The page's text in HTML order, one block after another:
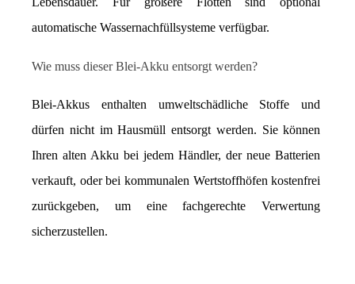
automatische Wassernachfüllsysteme verfügbar.
Wie muss dieser Blei-Akku entsorgt werden?
Blei-Akkus enthalten umweltschädliche Stoffe und
dürfen nicht im Hausmüll entsorgt werden. Sie können
Ihren alten Akku bei jedem Händler, der neue Batterien
verkauft, oder bei kommunalen Wertstoffhöfen kostenfrei
zurückgeben, um eine fachgerechte Verwertung
sicherzustellen.